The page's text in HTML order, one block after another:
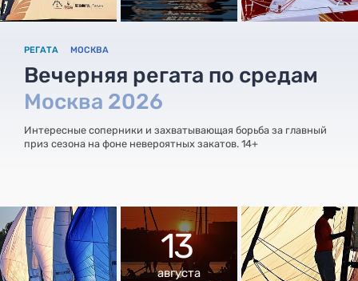
РЕГАТА МОСКВА
Вечерняя регата по средам
Москва 2026
Интересные соперники и захватывающая борьба за главный
приз сезона на фоне невероятных закатов. 14+
13
августа